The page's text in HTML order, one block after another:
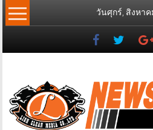
Skip
to
วันศุกร์, สิงหาค
News
Freelancer